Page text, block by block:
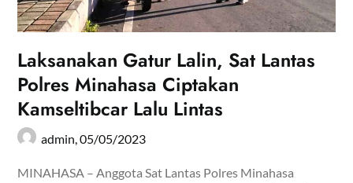
Laksanakan Gatur Lalin, Sat Lantas
Polres Minahasa Ciptakan
Kamseltibcar Lalu Lintas
admin,05/05/2023
MINAHASA – Anggota Sat Lantas Polres Minahasa